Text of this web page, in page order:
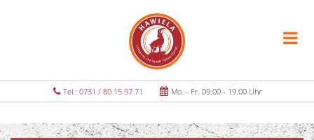
Tel.: 0731 / 80 15 97 71 Mo. - Fr. 09.00 - 19.00 Uhr